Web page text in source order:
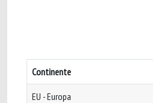
Continente
EU - Europa